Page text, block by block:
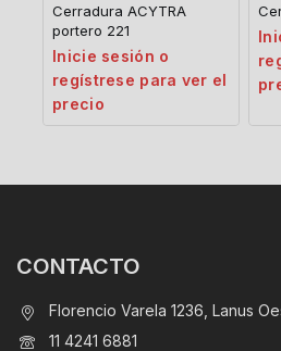
Cerradura ACYTRA
portero 221
Inicie sesión o
regístrese para ver el
precio
CONTACTO
Florencio Varela 1236, Lanus
11 4241 6881